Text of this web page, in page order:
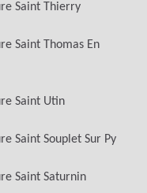
Saint Thierry
Saint Thomas En
Saint Utin
Saint Souplet Sur Py
Saint Saturnin